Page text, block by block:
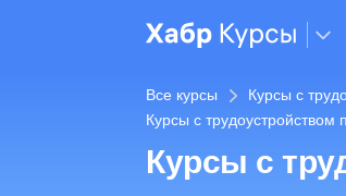
Все курсы Курсы с
Курсы с трудоустройством
Курсы с